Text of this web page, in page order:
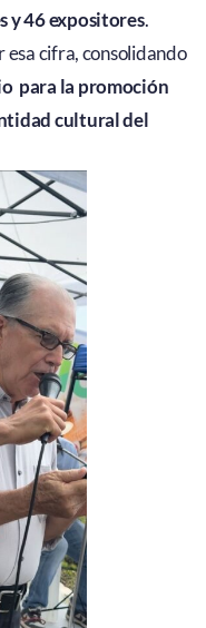
y 46 expositores.
esa cifra, consolidando
para la promoción
cultural del